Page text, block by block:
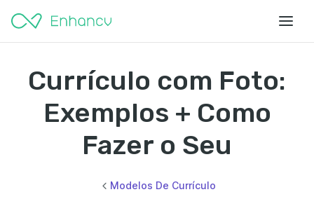
Currículo com Foto:
Exemplos + Como
Fazer o Seu
Modelos De Currículo